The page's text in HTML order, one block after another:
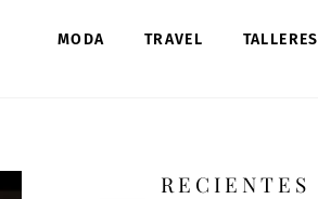
MODA TRAVEL TALLERES
RECIENTES